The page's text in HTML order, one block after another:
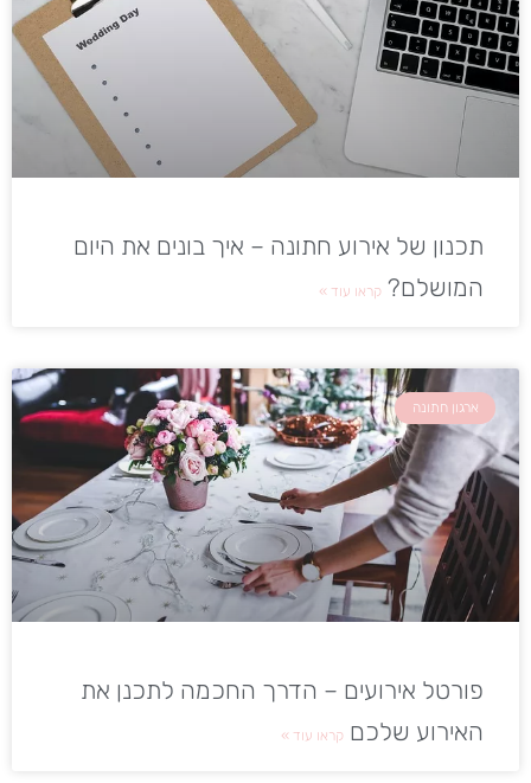
תכנון של אירוע חתונה – איך בונים את היום
המושלם? קראו עוד »
ארגון חתונה
פורטל אירועים – הדרך החכמה לתכנן את
האירוע שלכם קראו עוד »